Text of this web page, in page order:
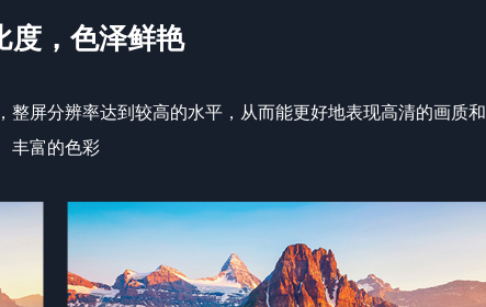
整屏分辨率达到较高的水平，从而能更好地表现高清的画质和
丰富的色彩
度，色泽鲜艳